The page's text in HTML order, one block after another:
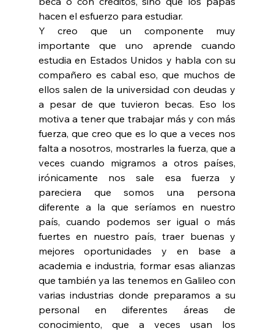
hacen el esfuerzo para estudiar.
Y creo que un componente muy
importante que uno aprende cuando
estudia en Estados Unidos y habla con su
compañero es cabal eso, que muchos de
ellos salen de la universidad con deudas y
a pesar de que tuvieron becas. Eso los
motiva a tener que trabajar más y con más
fuerza, que creo que es lo que a veces nos
falta a nosotros, mostrarles la fuerza, que a
veces cuando migramos a otros países,
irónicamente nos sale esa fuerza y
pareciera que somos una persona
diferente a la que seríamos en nuestro
país, cuando podemos ser igual o más
fuertes en nuestro país, traer buenas y
mejores oportunidades y en base a
academia e industria, formar esas alianzas
que también ya las tenemos en Galileo con
varias industrias donde preparamos a su
personal en diferentes áreas de
conocimiento, que a veces usan los